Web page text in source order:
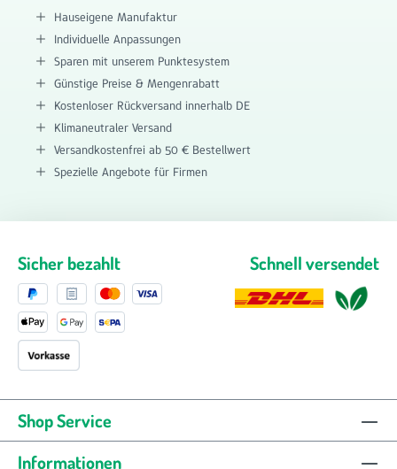
Hauseigene Manufaktur
Individuelle Anpassungen
Sparen mit unserem Punktesystem
Günstige Preise & Mengenrabatt
Kostenloser Rückversand innerhalb DE
Klimaneutraler Versand
Versandkostenfrei ab 50 € Bestellwert
Spezielle Angebote für Firmen
Sicher bezahlt Schnell versendet
Shop Service
Informationen